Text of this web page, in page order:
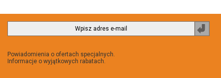
Powiadomienia o ofertach specjalnych.
Informacje o wyjątkowych rabatach.